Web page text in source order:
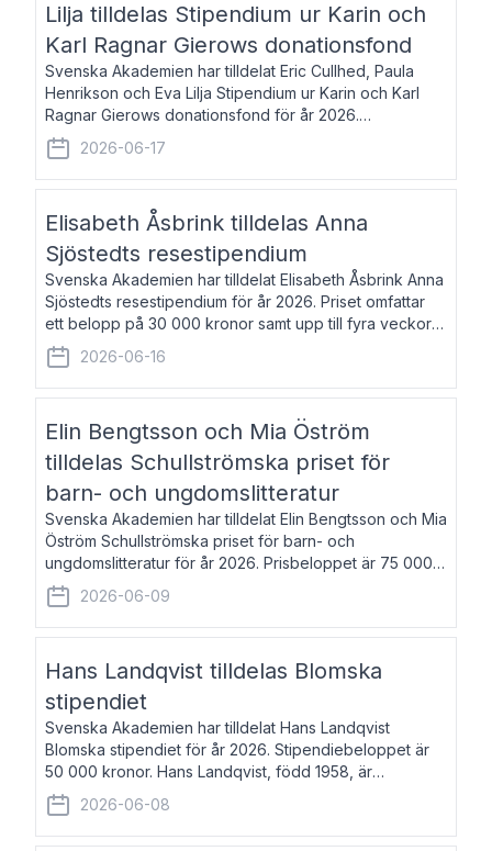
Lilja tilldelas Stipendium ur Karin och
Karl Ragnar Gierows donationsfond
Svenska Akademien har tilldelat Eric Cullhed, Paula
Henrikson och Eva Lilja Stipendium ur Karin och Karl
Ragnar Gierows donationsfond för år 2026.
Stipendiebeloppet är på 70 000 kronor vardera. Eric
Cullhed, född 1985, är professor i grekis
2026-06-17
Elisabeth Åsbrink tilldelas Anna
Sjöstedts resestipendium
Svenska Akademien har tilldelat Elisabeth Åsbrink Anna
Sjöstedts resestipendium för år 2026. Priset omfattar
ett belopp på 30 000 kronor samt upp till fyra veckors
fri vistelse i Akademiens lägenhet i Berlin. Elisabeth
Åsbrink, född 1965 oc
2026-06-16
Elin Bengtsson och Mia Öström
tilldelas Schullströmska priset för
barn- och ungdomslitteratur
Svenska Akademien har tilldelat Elin Bengtsson och Mia
Öström Schullströmska priset för barn- och
ungdomslitteratur för år 2026. Prisbeloppet är 75 000
kronor vardera. Elin Bengtsson, född 1987, är författare
och forskare i genusvetenskap.
2026-06-09
Hans Landqvist tilldelas Blomska
stipendiet
Svenska Akademien har tilldelat Hans Landqvist
Blomska stipendiet för år 2026. Stipendiebeloppet är
50 000 kronor. Hans Landqvist, född 1958, är
professor i svenska vid Göteborgs universitet. Han
disputerade år 2000 på avhandlingen Författn
2026-06-08